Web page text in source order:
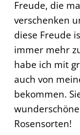
Freude, die
verschenken
diese Freude
immer mehr
habe ich mit
auch von
bekommen.
Rosensorten!